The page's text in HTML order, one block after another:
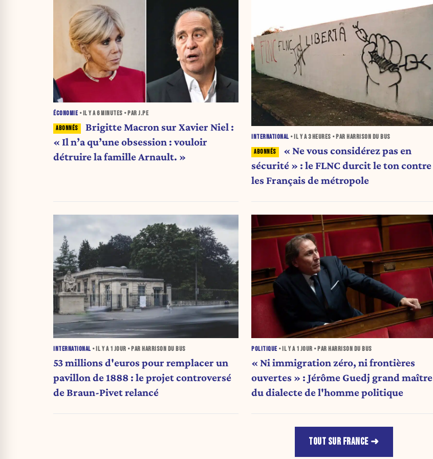
ÉCONOMIE • IL Y A6 MINUTES • PAR J.PE
Brigitte Macron sur Xavier Niel :
« Il n’a qu’une obsession : vouloir
détruire la famille Arnault. »
INTERNATIONAL • IL Y A3 HEURES • PAR HARRISON DU BUS
« Ne vous considérez pas en
sécurité » : le FLNC durcit le ton contre
les Français de métropole
INTERNATIONAL • IL Y A 1 JOUR • PAR HARRISON DU BUS
53 millions d'euros pour remplacer un
pavillon de 1888 : le projet controversé
de Braun-Pivet relancé
POLITIQUE • IL Y A 1 JOUR • PAR HARRISON DU BUS
« Ni immigration zéro, ni frontières
ouvertes » : Jérôme Guedj grand maître
du dialecte de l'homme politique
TOUT SUR FRANCE